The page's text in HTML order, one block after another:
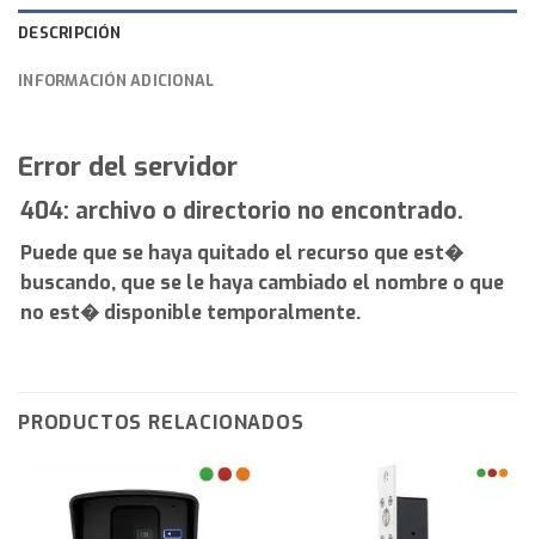
DESCRIPCIÓN
INFORMACIÓN ADICIONAL
Error del servidor
404: archivo o directorio no encontrado.
Puede que se haya quitado el recurso que est�
buscando, que se le haya cambiado el nombre o que
no est� disponible temporalmente.
PRODUCTOS RELACIONADOS